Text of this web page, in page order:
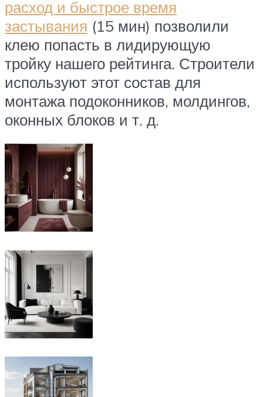
расход и быстрое время
застывания (15 мин) позволили
клею попасть в лидирующую
тройку нашего рейтинга. Строители
используют этот состав для
монтажа подоконников, молдингов,
оконных блоков и т. д.